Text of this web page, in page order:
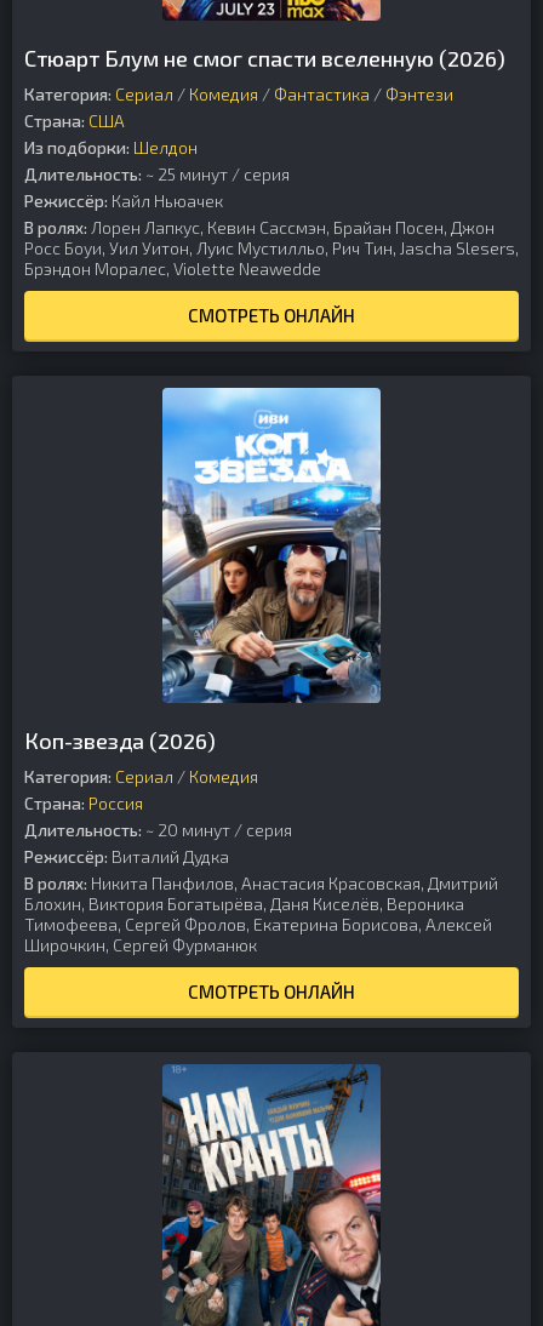
Стюарт Блум не смог спасти вселенную (2026)
Категория: Сериал / Комедия / Фантастика / Фэнтези
Страна: США
Из подборки: Шелдон
Длительность: ~ 25 минут / серия
Режиссёр: Кайл Ньюачек
В ролях: Лорен Лапкус, Кевин Сассмэн, Брайан Посен, Джон
Росс Боуи, Уил Уитон, Луис Мустилльо, Рич Тин, Jascha Slesers,
Брэндон Моралес, Violette Neawedde
СМОТРЕТЬ ОНЛАЙН
Коп-звезда (2026)
Категория: Сериал / Комедия
Страна: Россия
Длительность: ~ 20 минут / серия
Режиссёр: Виталий Дудка
В ролях: Никита Панфилов, Анастасия Красовская, Дмитрий
Блохин, Виктория Богатырёва, Даня Киселёв, Вероника
Тимофеева, Сергей Фролов, Екатерина Борисова, Алексей
Широчкин, Сергей Фурманюк
СМОТРЕТЬ ОНЛАЙН